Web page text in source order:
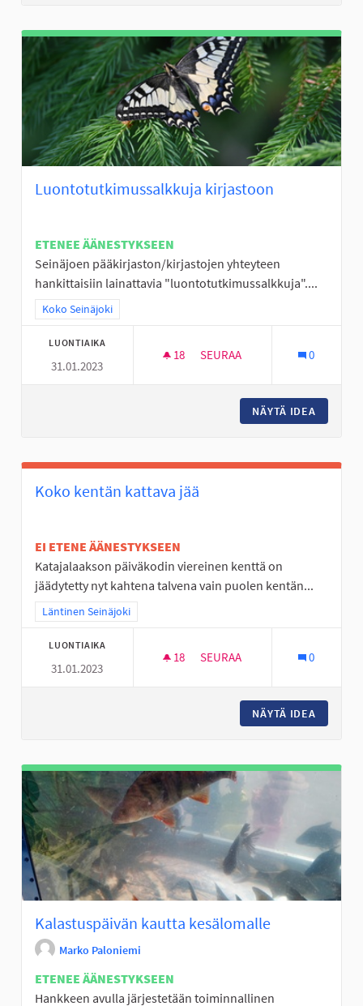
Luontotutkimussalkkuja kirjastoon
ETENEE ÄÄNESTYKSEEN
Seinäjoen pääkirjaston/kirjastojen yhteyteen
hankittaisiin lainattavia "luontotutkimussalkkuja"....
Rajaa tulokset teeman mukaan: Koko Seinäjoki
Koko Seinäjoki
LUONTIAIKA
31.01.2023
18 18 SEURAAJAA
SEURAA 0
NÄYTÄ IDEA
Koko kentän kattava jää
EI ETENE ÄÄNESTYKSEEN
Katajalaakson päiväkodin viereinen kenttä on
jäädytetty nyt kahtena talvena vain puolen kentän...
Rajaa tulokset teeman mukaan: Läntinen Seinäjoki
Läntinen Seinäjoki
LUONTIAIKA
31.01.2023
18 18 SEURAAJAA
SEURAA 0
NÄYTÄ IDEA
Kalastuspäivän kautta kesälomalle
Marko Paloniemi
ETENEE ÄÄNESTYKSEEN
Hankkeen avulla järjestetään toiminnallinen